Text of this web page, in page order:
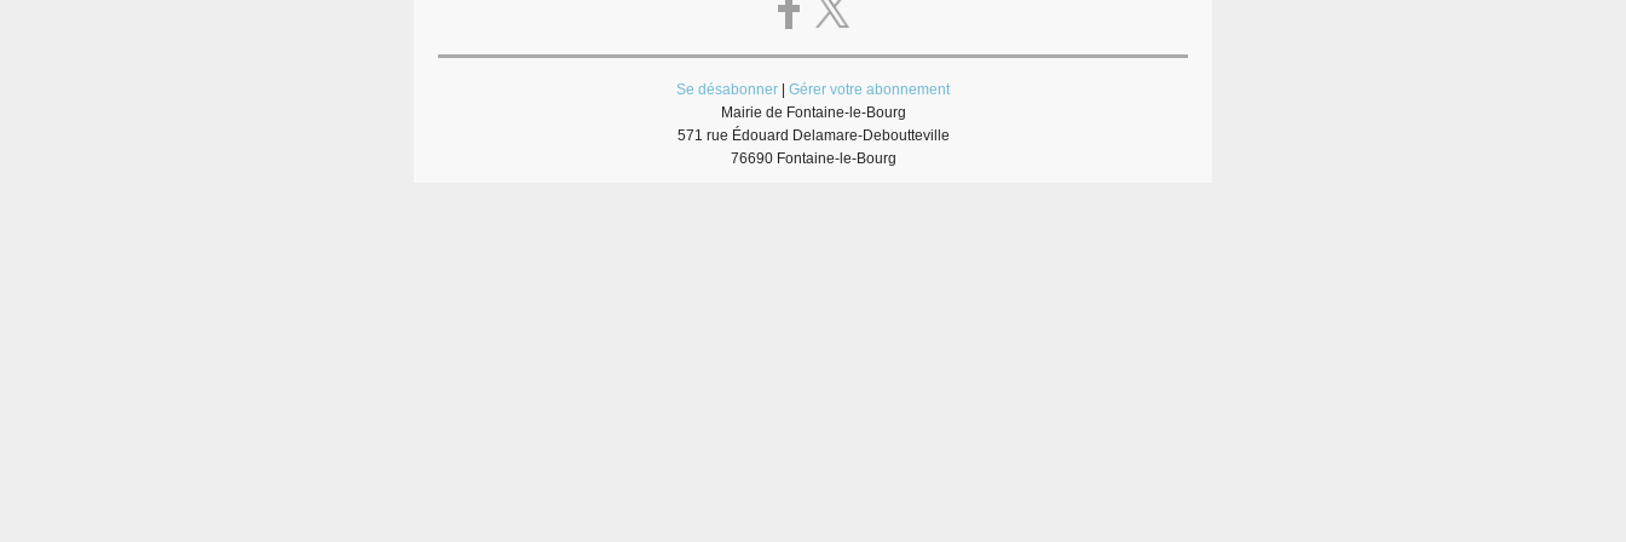
Se désabonner
Gérer votre abonnement
Mairie de Fontaine-le-Bourg
571 rue Édouard Delamare-Deboutteville
76690 Fontaine-le-Bourg